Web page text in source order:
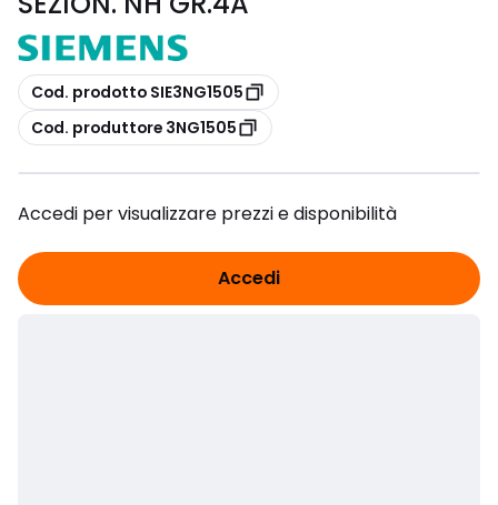
copia
Cod. prodotto SIE3NG1505
copia
Cod. produttore 3NG1505
Accedi per visualizzare prezzi e disponibilità
Accedi